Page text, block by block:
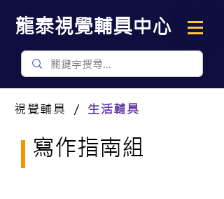
​龍泰視覺輔具中心
視覺輔具 ／ 生活輔具
寫作指南組